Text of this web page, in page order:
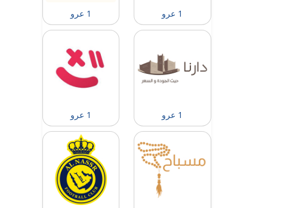
1 عرو 1 عرو
1 عرو 1 عرو